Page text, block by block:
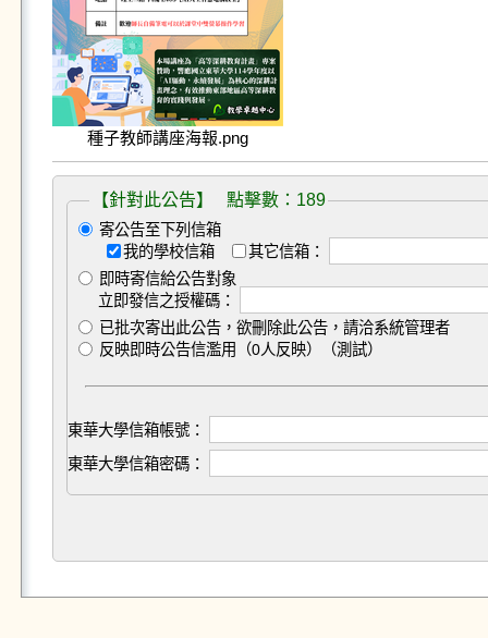
種子教師講座海報.png
【針對此公告】 點擊數：189
寄公告至下列信箱
我的學校信箱
其它信箱：
即時寄信給公告對象
立即發信之授權碼：
已批次寄出此公告，欲刪除此公告，請洽系統管理者
反映即時公告信濫用（0人反映）（測試）
東華大學信箱帳號：
東華大學信箱密碼：